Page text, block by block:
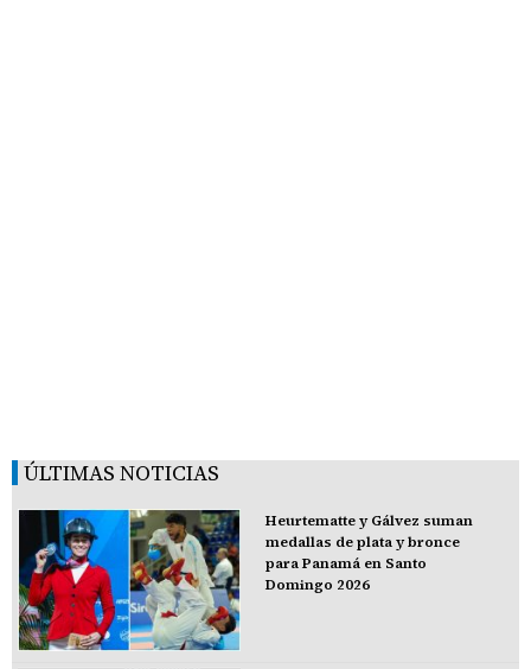
ÚLTIMAS NOTICIAS
Heurtematte y Gálvez suman
medallas de plata y bronce
para Panamá en Santo
Domingo 2026